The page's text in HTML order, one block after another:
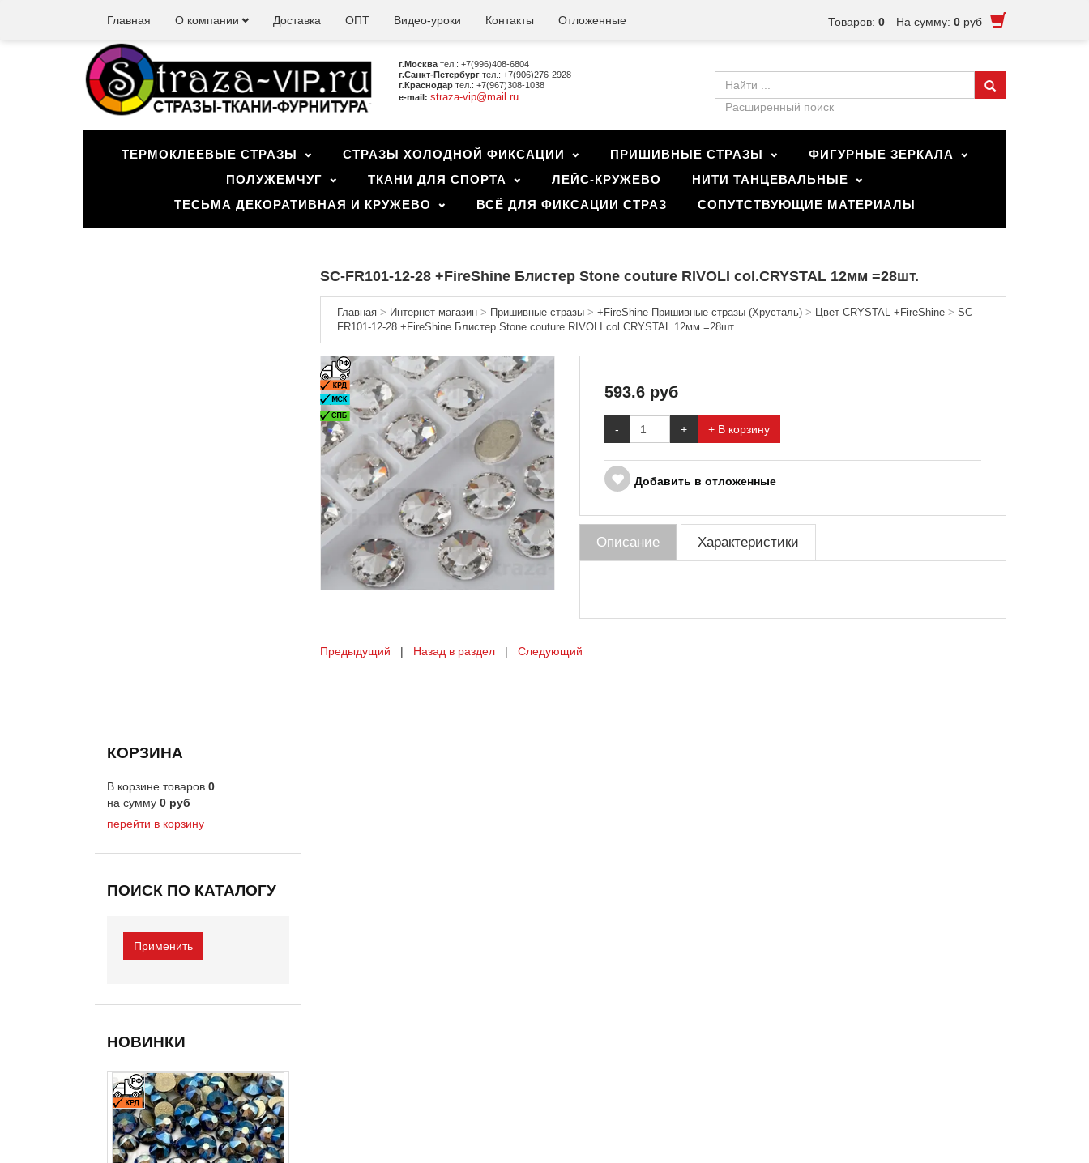
Товаров: 0 На сумму: 0 руб
Главная О компании Доставка ОПТ Видео-уроки Контакты Отложенные
г.Москва тел.: +7(996)408-6804
г.Санкт-Петербург тел.: +7(906)276-2928
г.Краснодар тел.: +7(967)308-1038
e-mail: straza-vip@mail.ru
Расширенный поиск
ТЕРМОКЛЕЕВЫЕ СТРАЗЫ СТРАЗЫ ХОЛОДНОЙ ФИКСАЦИИ ПРИШИВНЫЕ СТРАЗЫ
ФИГУРНЫЕ ЗЕРКАЛА
ПОЛУЖЕМЧУГ
ТКАНИ ДЛЯ СПОРТА ЛЕЙС-КРУЖЕВО
НИТИ ТАНЦЕВАЛЬНЫЕ
ТЕСЬМА ДЕКОРАТИВНАЯ И КРУЖЕВО
ВСЁ ДЛЯ ФИКСАЦИИ СТРАЗ СОПУТСТВУЮЩИЕ МАТЕРИАЛЫ
SC-FR101-12-28 +FireShine Блистер Stone couture RIVOLI col.CRYSTAL 12мм =28шт.
Главная> Интернет-магазин> Пришивные стразы> +FireShine Пришивные стразы (Хрусталь)> Цвет CRYSTAL +FireShine> SC-
FR101-12-28 +FireShine Блистер Stone couture RIVOLI col.CRYSTAL 12мм =28шт.
593.6руб
- + + В корзину
Добавить в отложенные
Описание Характеристики
Предыдущий | Назад в раздел| Следующий
КОРЗИНА
В корзине товаров 0
на сумму 0 руб
перейти в корзину
ПОИСК ПО КАТАЛОГУ
НОВИНКИ